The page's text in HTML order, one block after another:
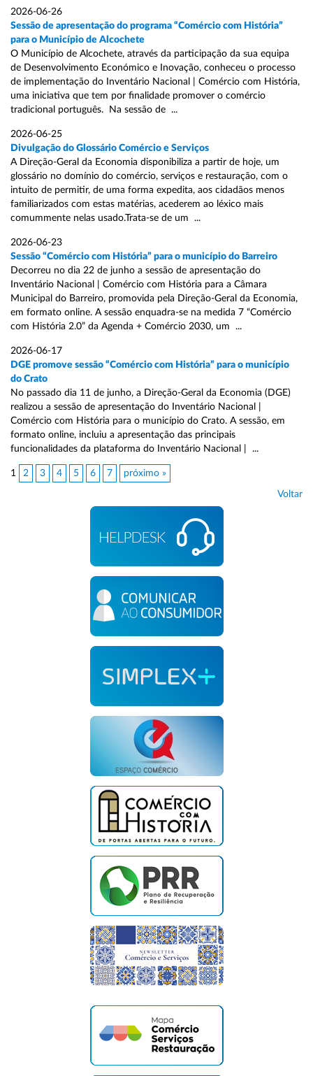
2026-06-26
Sessão de apresentação do programa “Comércio com História”
para o Município de Alcochete
O Município de Alcochete, através da participação da sua equipa
de Desenvolvimento Económico e Inovação, conheceu o processo
de implementação do Inventário Nacional | Comércio com História,
uma iniciativa que tem por finalidade promover o comércio
tradicional português. Na sessão de ...
2026-06-25
Divulgação do Glossário Comércio e Serviços
A Direção-Geral da Economia disponibiliza a partir de hoje, um
glossário no domínio do comércio, serviços e restauração, com o
intuito de permitir, de uma forma expedita, aos cidadãos menos
familiarizados com estas matérias, acederem ao léxico mais
comummente nelas usado.Trata-se de um ...
2026-06-23
Sessão “Comércio com História” para o município do Barreiro
Decorreu no dia 22 de junho a sessão de apresentação do
Inventário Nacional | Comércio com História para a Câmara
Municipal do Barreiro, promovida pela Direção-Geral da Economia,
em formato online. A sessão enquadra-se na medida 7 “Comércio
com História 2.0” da Agenda + Comércio 2030, um ...
2026-06-17
DGE promove sessão “Comércio com História” para o município
do Crato
No passado dia 11 de junho, a Direção-Geral da Economia (DGE)
realizou a sessão de apresentação do Inventário Nacional |
Comércio com História para o município do Crato. A sessão, em
formato online, incluiu a apresentação das principais
funcionalidades da plataforma do Inventário Nacional | ...
1 2 3 4 5 6 7 próximo »
Voltar